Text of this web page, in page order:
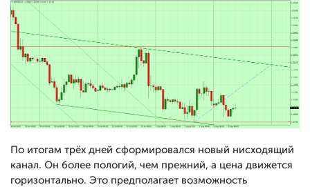
По итогам трёх дней сформировался новый нисходящий
канал. Он более пологий, чем прежний, а цена движется
горизонтально. Это предполагает возможность